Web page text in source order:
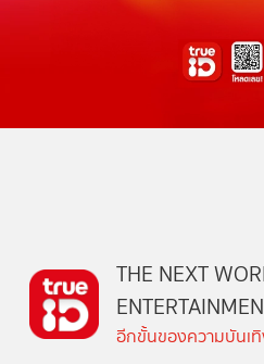
THE NEXT
อีกขั้นของความบันเ